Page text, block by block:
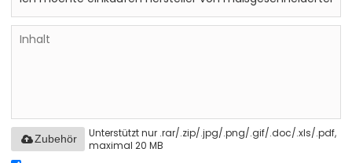
Unterstützt nur .rar/.zip/.jpg/.png/.gif/.doc/.xls/.pdf,
maximal 20 MB
Zubehör